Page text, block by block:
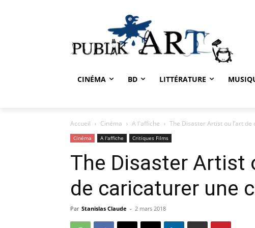
CINÉMA BD LITTÉRATURE
Accueil Cinéma A l'affiche The Disaster Artist ou l’art
Cinéma A l'affiche Critiques Films
The Disaster Artist
de caricaturer une
Par Stanislas Claude - 2 mars 2018